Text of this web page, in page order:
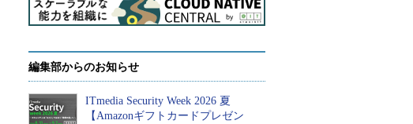
編集部からのお知らせ
ITmedia Security Week 2026 夏
【Amazonギフトカードプレゼン